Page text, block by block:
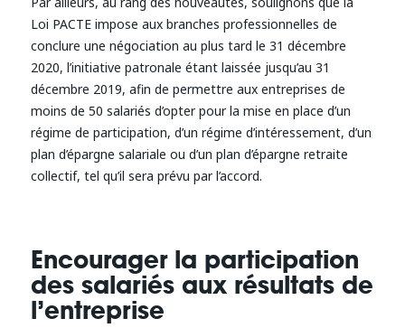
Loi PACTE impose aux branches professionnelles de
conclure une négociation au plus tard le 31 décembre
2020, l’initiative patronale étant laissée jusqu’au 31
décembre 2019, afin de permettre aux entreprises de
moins de 50 salariés d’opter pour la mise en place d’un
régime de participation, d’un régime d’intéressement, d’un
plan d’épargne salariale ou d’un plan d’épargne retraite
collectif, tel qu’il sera prévu par l’accord.
Encourager la participation
des salariés aux résultats de
l’entreprise